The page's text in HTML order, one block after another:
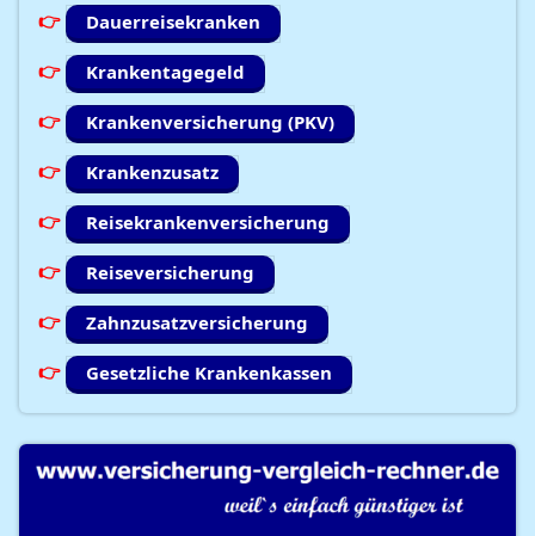
Dauerreisekranken
Krankentagegeld
Krankenversicherung (PKV)
Krankenzusatz
Reisekrankenversicherung
Reiseversicherung
Zahnzusatzversicherung
Gesetzliche Krankenkassen